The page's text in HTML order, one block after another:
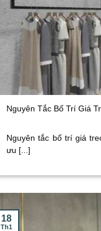
Nguyên Tắc Bố Trí Giá
Nguyên tắc bố trí giá
ưu [...]
18
Th1